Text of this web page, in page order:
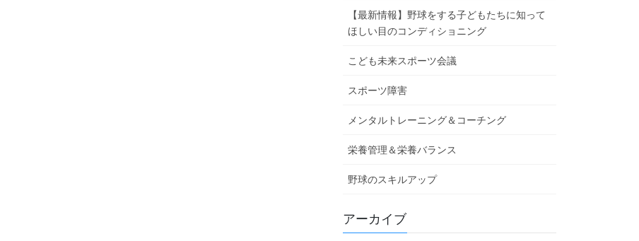
【最新情報】野球をする子どもたちに知って
ほしい目のコンディショニング
こども未来スポーツ会議
スポーツ障害
メンタルトレーニング＆コーチング
栄養管理＆栄養バランス
野球のスキルアップ
アーカイブ